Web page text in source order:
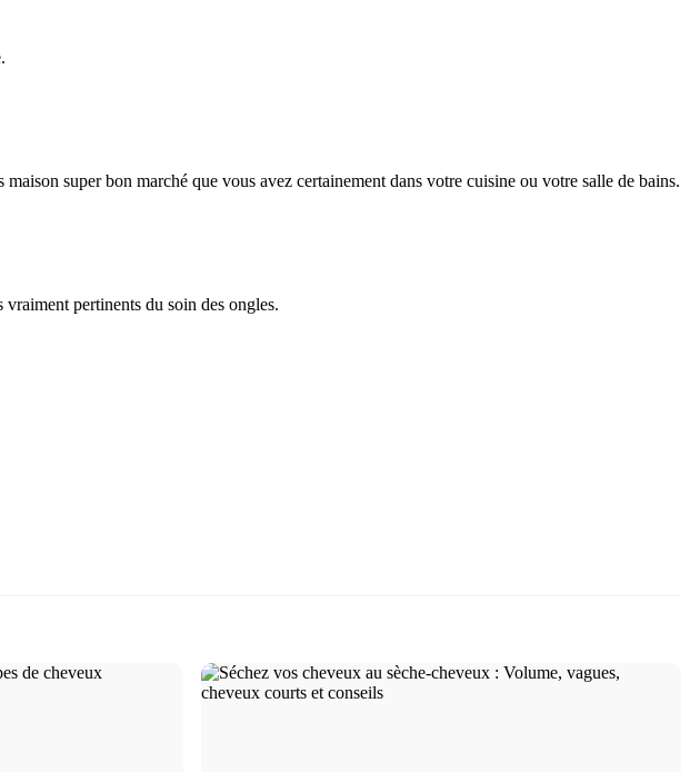
super bon marché que vous avez certainement dans votre cuisine ou votre salle de bains.
vraiment pertinents du soin des ongles.